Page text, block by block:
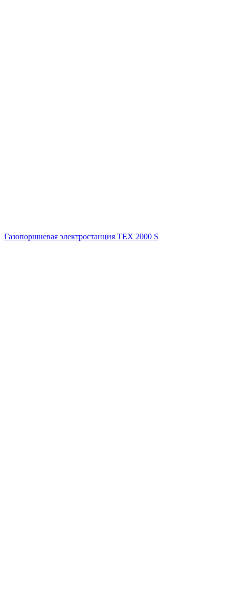
Газопоршневая электростанция ТЕХ 2000 S